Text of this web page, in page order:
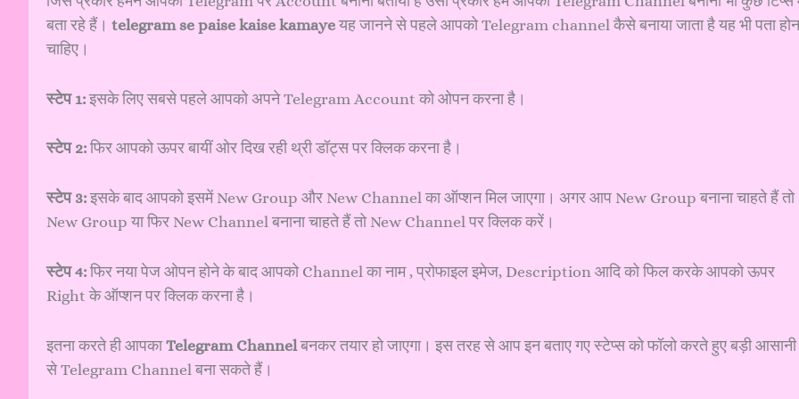
बता रहे हैं। telegram se paise kaise kamayeयह जानने से पहले आपको Telegram channel कैसे बनाया जाता है यह भी पता
चाहिए।
स्टेप 1:इसके लिए सबसे पहले आपको अपने Telegram Account को ओपन करना है।
स्टेप 2:फिर आपको ऊपर बायीं ओर दिख रही थ्री डॉट्स पर क्लिक करना है।
स्टेप 3:इसके बाद आपको इसमें New Group और New Channel का ऑप्शन मिल जाएगा। अगर आप New Group बनाना चाहते हैं तो
New Group या फिर New Channel बनाना चाहते हैं तो New Channel पर क्लिक करें।
स्टेप 4:फिर नया पेज ओपन होने के बाद आपको Channel का नाम , प्रोफाइल इमेज, Description आदि को फिल करके आपको ऊपर
Right के ऑप्शन पर क्लिक करना है।
इतना करते ही आपकाTelegram Channelबनकर तयार हो जाएगा। इस तरह से आप इन बताए गए स्टेप्स को फॉलो करते हुए बड़ी आसानी
से Telegram Channel बना सकते हैं।